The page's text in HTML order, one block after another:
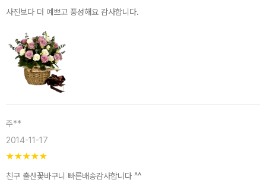
사진보다 더 예쁘고 풍성해요 감사합니다.
주**
2014-11-17
★★★★★
친구 출산꽃바구니 빠른배송감사합니다 ^^